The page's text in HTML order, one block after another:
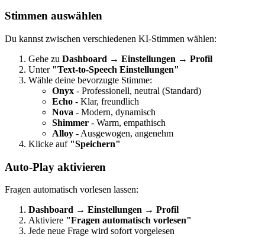
Stimmen auswählen
Du kannst zwischen verschiedenen KI-Stimmen wählen:
Gehe zu Dashboard → Einstellungen → Profil
Unter "Text-to-Speech Einstellungen"
Wähle deine bevorzugte Stimme:
Onyx - Professionell, neutral (Standard)
Echo - Klar, freundlich
Nova - Modern, dynamisch
Shimmer - Warm, empathisch
Alloy - Ausgewogen, angenehm
Klicke auf "Speichern"
Auto-Play aktivieren
Fragen automatisch vorlesen lassen:
Dashboard → Einstellungen → Profil
Aktiviere "Fragen automatisch vorlesen"
Jede neue Frage wird sofort vorgelesen